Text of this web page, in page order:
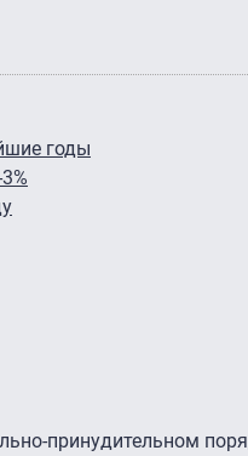
годы
принудительном